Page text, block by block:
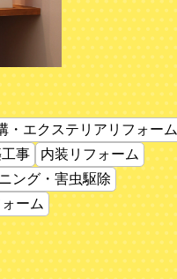
・エクステリアリフォーム
事
内装リフォーム
ング・害虫駆除
ーム